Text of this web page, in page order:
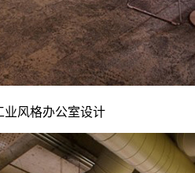
业风格办公室设计